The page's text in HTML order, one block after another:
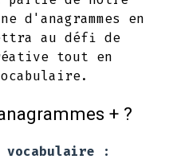
d'anagrammes en
au défi de
tout en
+ ?
vocabulaire :